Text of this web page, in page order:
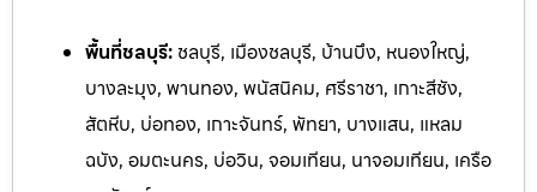
พื้นที่ชลบุรี: ชลบุรี, เมืองชลบุรี, บ้านบึง, หนองใหญ่,
บางละมุง, พานทอง, พนัสนิคม, ศรีราชา, เกาะสีชัง,
สัตหีบ, บ่อทอง, เกาะจันทร์, พัทยา, บางแสน, แหลม
ฉบัง, อมตะนคร, บ่อวิน, จอมเทียน, นาจอมเทียน, เครือ